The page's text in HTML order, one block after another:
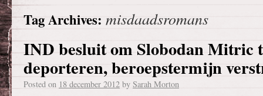
Tag Archives: misdaadsromans
IND besluit om Slobodan Mitric
deporteren, beroepstermijn
Posted on 18 december 2012 by Sarah Morton